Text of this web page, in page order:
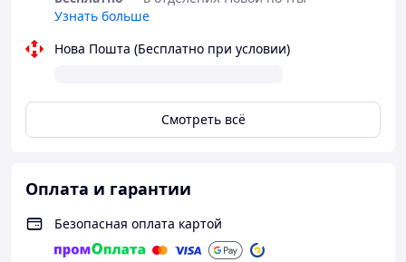
Английский
ISBN
978-1-4093-1669-5
специальный целлофановый конверт и вложен внутрь
Узнать больше
Нова Пошта (Бесплатно при условии)
Смотреть всё
Оплата и гарантии
Безопасная оплата картой